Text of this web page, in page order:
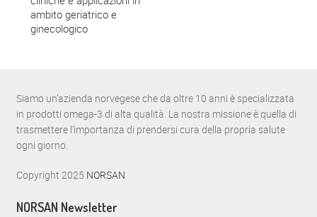
N
a
v
i
g
ambito geriatrico e
ginecologico
Siamo un’azienda norvegese che da oltre 10 anni è specializzata
in prodotti omega-3 di alta qualità. La nostra missione è quella di
trasmettere l’importanza di prendersi cura della propria salute
ogni giorno.
Copyright 2025 NORSAN
NORSAN Newsletter